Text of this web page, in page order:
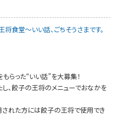
ー【 堀口正裕 】さんが
いきます。
ピックアップ！
場 】
たに注入！
ジをお待ちしています。
破1ケース10本入り】をプレゼント。
リ、またはホームページから！
食堂～いい話、ごちそうさまです。
らった“いい話”を大募集！
、餃子の王将のメニューでおなかを
された方には餃子の王将で使用でき